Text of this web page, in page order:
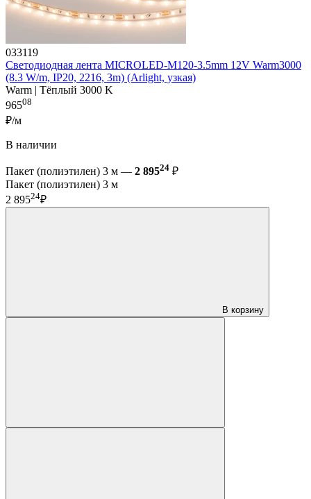
033119
Светодиодная лента MICROLED-M120-3.5mm 12V Warm3000
(8.3 W/m, IP20, 2216, 3m) (Arlight, узкая)
Warm | Тёплый 3000 K
96508
₽/м
В наличии
Пакет (полиэтилен) 3 м — 2 89524 ₽
Пакет (полиэтилен) 3 м
2 89524₽
В корзину